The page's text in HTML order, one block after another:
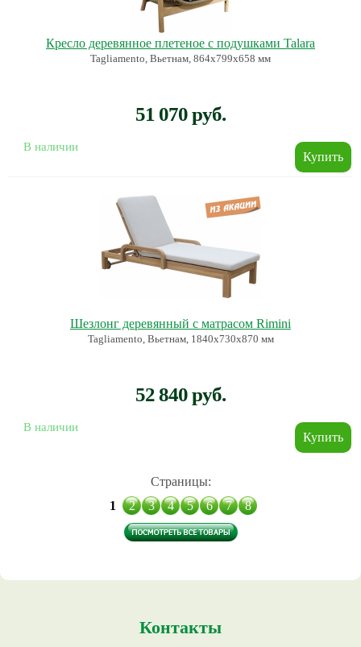
Кресло деревянное плетеное с подушками Talara
Tagliamento, Вьетнам, 864х799х658 мм
51 070 руб.
В наличии
Шезлонг деревянный с матрасом Rimini
Tagliamento, Вьетнам, 1840х730х870 мм
52 840 руб.
В наличии
Страницы:
1
2 3 4 5 6 7 8
Контакты